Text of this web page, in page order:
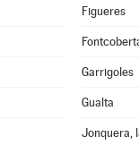
Figueres
Garrigoles
Gualta
Jonquera,